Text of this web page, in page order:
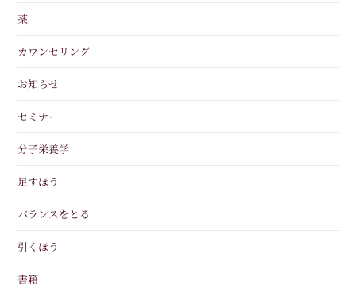
薬
カウンセリング
お知らせ
セミナー
分子栄養学
足すほう
バランスをとる
引くほう
書籍